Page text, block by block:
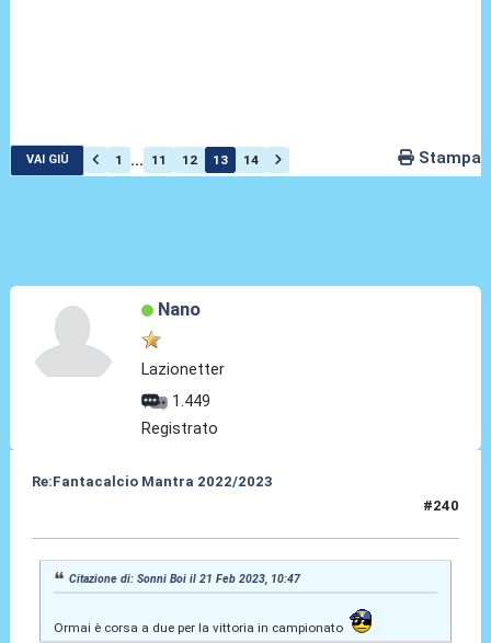
VAI GIÙ 1 ... 11 12 13 14 Stampa
Nano
Lazionetter
1.449
Registrato
Re:Fantacalcio Mantra 2022/2023
#240
Citazione di: Sonni Boi il 21 Feb 2023, 10:47
Ormai è corsa a due per la vittoria in campionato